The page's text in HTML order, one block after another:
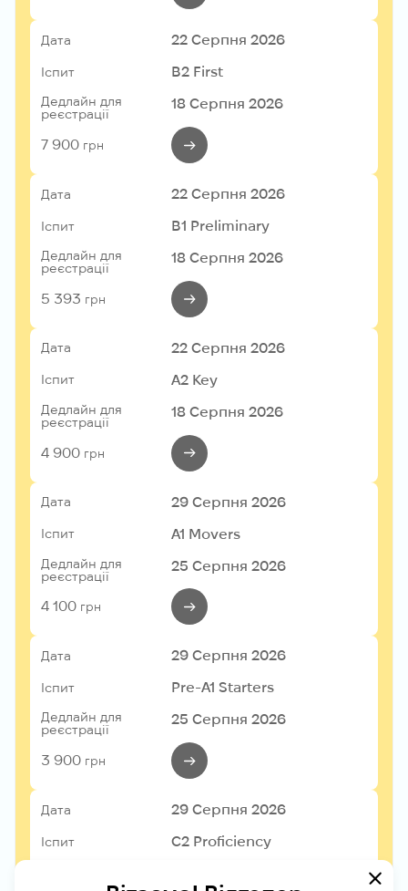
Дата 22 Серпня 2026
Іспит B2 First
Дедлайн для
реєстрації
18 Серпня 2026
7 900 грн
Дата 22 Серпня 2026
Іспит B1 Preliminary
Дедлайн для
реєстрації
18 Серпня 2026
5 393 грн
Дата 22 Серпня 2026
Іспит A2 Key
Дедлайн для
реєстрації
18 Серпня 2026
4 900 грн
Дата 29 Серпня 2026
Іспит A1 Movers
Дедлайн для
реєстрації
25 Серпня 2026
4 100 грн
Дата 29 Серпня 2026
Іспит Pre-A1 Starters
Дедлайн для
реєстрації
25 Серпня 2026
3 900 грн
Дата 29 Серпня 2026
Іспит C2 Proficiency
реєстрації